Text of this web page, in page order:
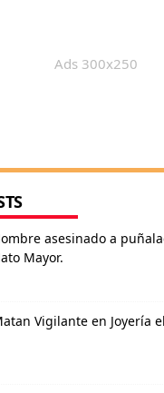
Ads 300x250
asesinado a
Mayor.
Vigilante en Joyería